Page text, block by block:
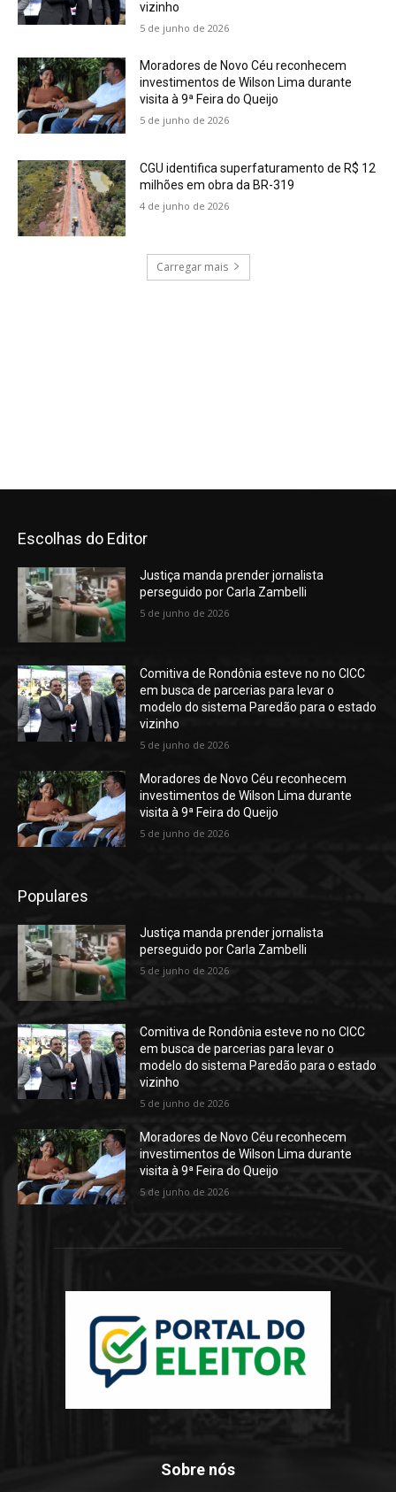
Escolhas do Editor
Justiça manda prender jornalista
perseguido por Carla Zambelli
5 de junho de 2026
Comitiva de Rondônia esteve no no CICC
em busca de parcerias para levar o
modelo do sistema Paredão para o estado
vizinho
5 de junho de 2026
Moradores de Novo Céu reconhecem
investimentos de Wilson Lima durante
visita à 9ª Feira do Queijo
5 de junho de 2026
Populares
Justiça manda prender jornalista
perseguido por Carla Zambelli
5 de junho de 2026
Comitiva de Rondônia esteve no no CICC
em busca de parcerias para levar o
modelo do sistema Paredão para o estado
vizinho
5 de junho de 2026
Moradores de Novo Céu reconhecem
investimentos de Wilson Lima durante
visita à 9ª Feira do Queijo
5 de junho de 2026
Sobre nós